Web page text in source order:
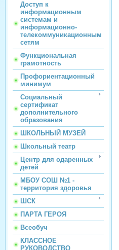
Доступ к
информационным
системам и
информационно-
телекоммуникационным
сетям
Функциональная
грамотность
Профориентационный
минимум
Социальный
сертификат
дополнительного
образования
ШКОЛЬНЫЙ МУЗЕЙ
Школьный театр
Центр для одаренных
детей
МБОУ СОШ №1 -
территория здоровья
ШСК
ПАРТА ГЕРОЯ
Всеобуч
КЛАССНОЕ
РУКОВОДСТВО